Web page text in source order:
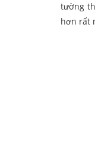
tường
hơn rất